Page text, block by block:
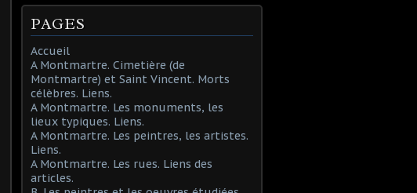
PAGES
Accueil
A Montmartre. Cimetière (de
Montmartre) et Saint Vincent. Morts
célèbres. Liens.
A Montmartre. Les monuments, les
lieux typiques. Liens.
A Montmartre. Les peintres, les artistes.
Liens.
A Montmartre. Les rues. Liens des
articles.